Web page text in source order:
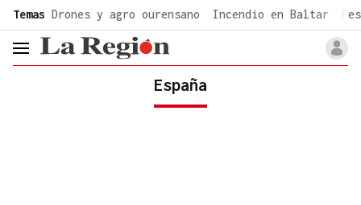
Temas Drones y agro ourensano Incendio en Baltar
header.menu.open
España